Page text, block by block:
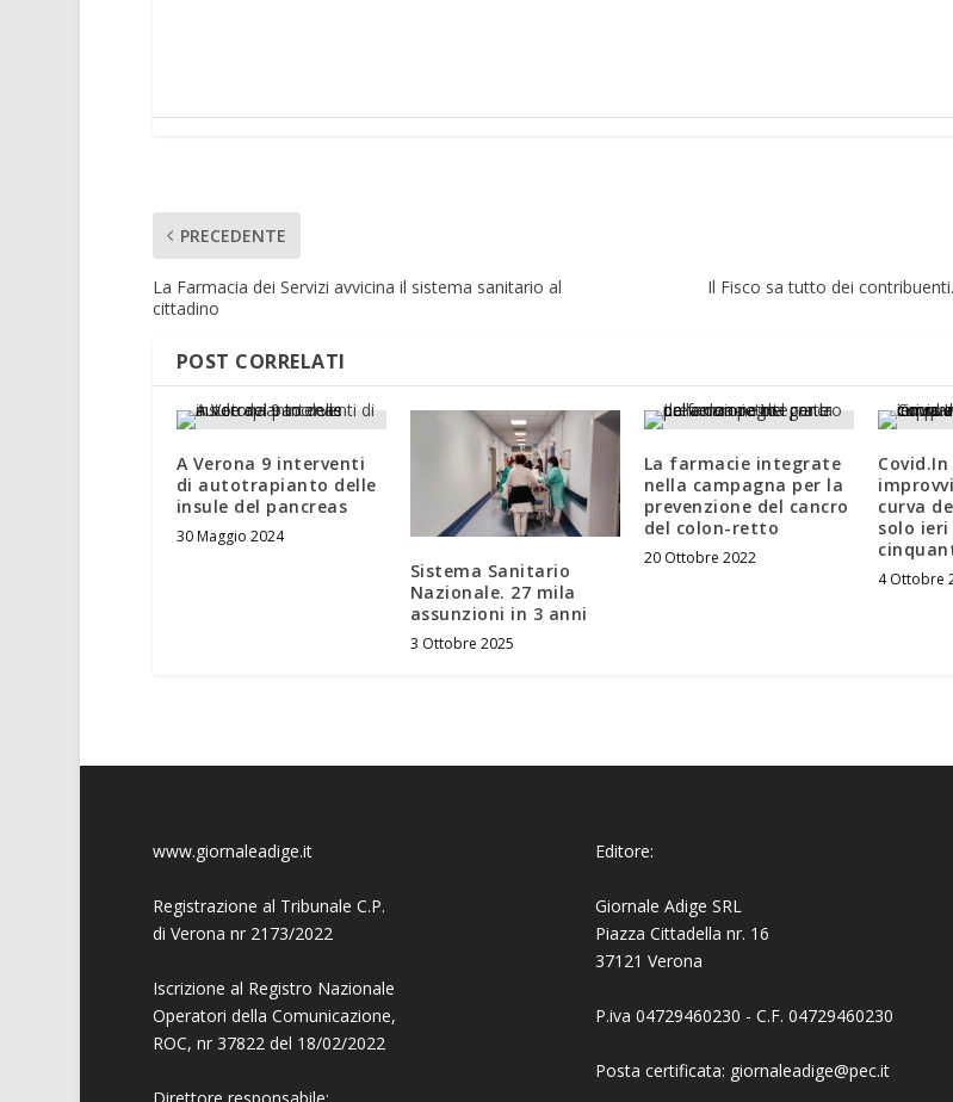
PRECEDENTE
La Farmacia dei Servizi avvicina il sistema sanitario al
cittadino
Il Fisco sa tutto dei
POST CORRELATI
A Verona 9 interventi
di autotrapianto delle
insule del pancreas
30 Maggio 2024
Sistema Sanitario
Nazionale. 27 mila
assunzioni in 3 anni
3 Ottobre 2025
La farmacie integrate
nella campagna per la
prevenzione del cancro
del colon-retto
20 Ottobre 2022
curva
solo ieri
4 Ottobre
www.giornaleadige.it
Registrazione al Tribunale C.P.
di Verona nr 2173/2022
Iscrizione al Registro Nazionale
Operatori della Comunicazione,
ROC, nr 37822 del 18/02/2022
Editore:
Giornale Adige SRL
Piazza Cittadella nr. 16
37121 Verona
P.iva 04729460230 - C.F. 04729460230
Posta certificata: giornaleadige@pec.it